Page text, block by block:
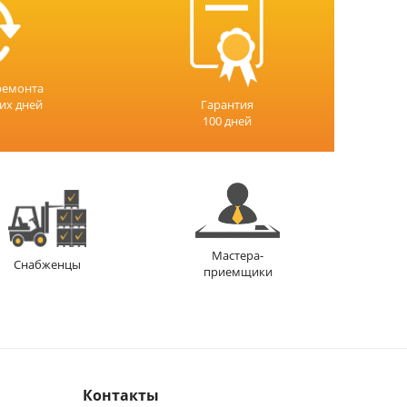
дней
Гарантия
100 дней
Снабженцы
Мастера-
приемщики
Контакты